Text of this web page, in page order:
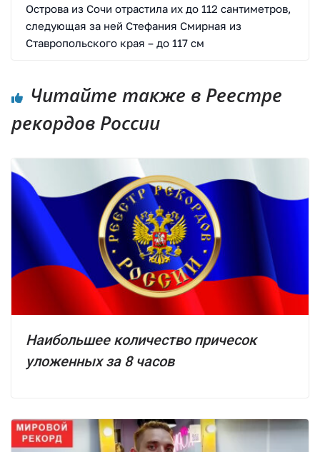
Острова из Сочи отрастила их до 112 сантиметров,
следующая за ней Стефания Смирная из
Ставропольского края – до 117 см
Читайте также в Реестре
рекордов России
Наибольшее количество причесок
уложенных за 8 часов